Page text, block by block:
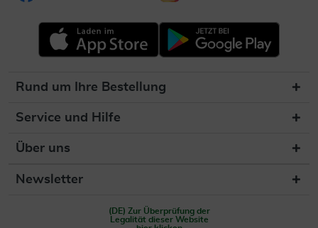
Rund um Ihre Bestellung
Service und Hilfe
Über uns
Newsletter
(DE) Zur Überprüfung der
Legalität dieser Website